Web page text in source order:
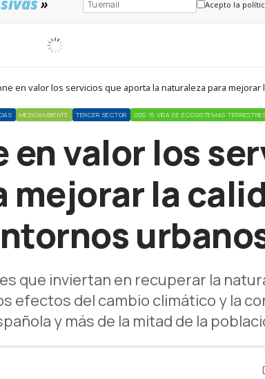
» Acepto la
en valor los servicios que aporta la naturaleza para
MEDIOAMBIENTE TERCER SECTOR ODS 15 VIDA DE ECOSISTEMAS
en valor los
mejorar la
que inviertan en recuperar la
efectos del cambio climático y la
y más de la mitad de la